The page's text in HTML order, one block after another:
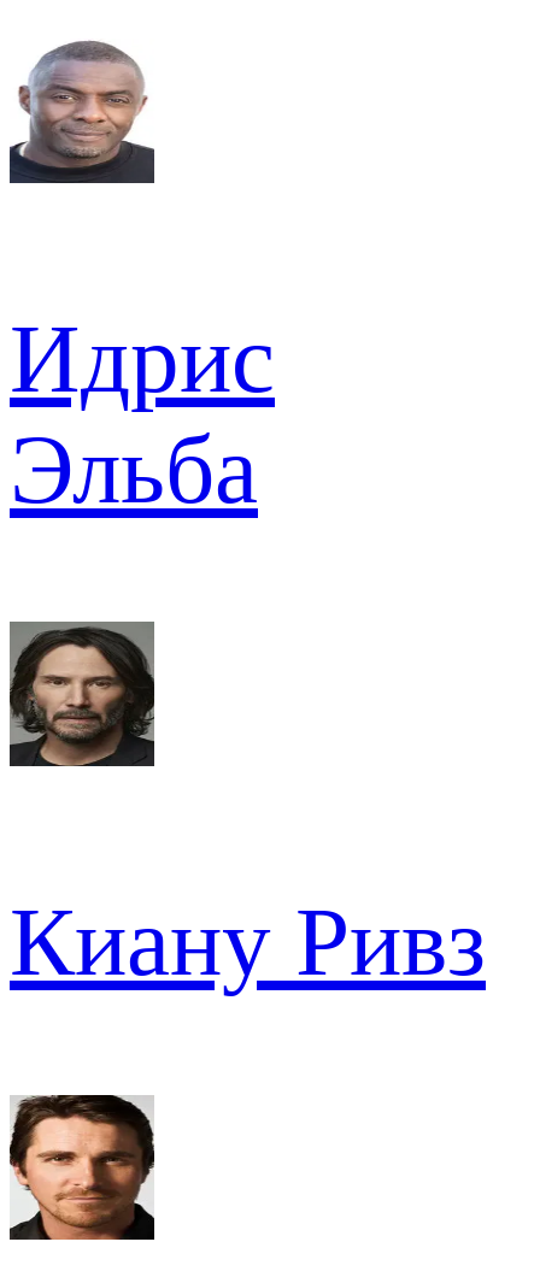
Идрис
Эльба
Киану Ривз